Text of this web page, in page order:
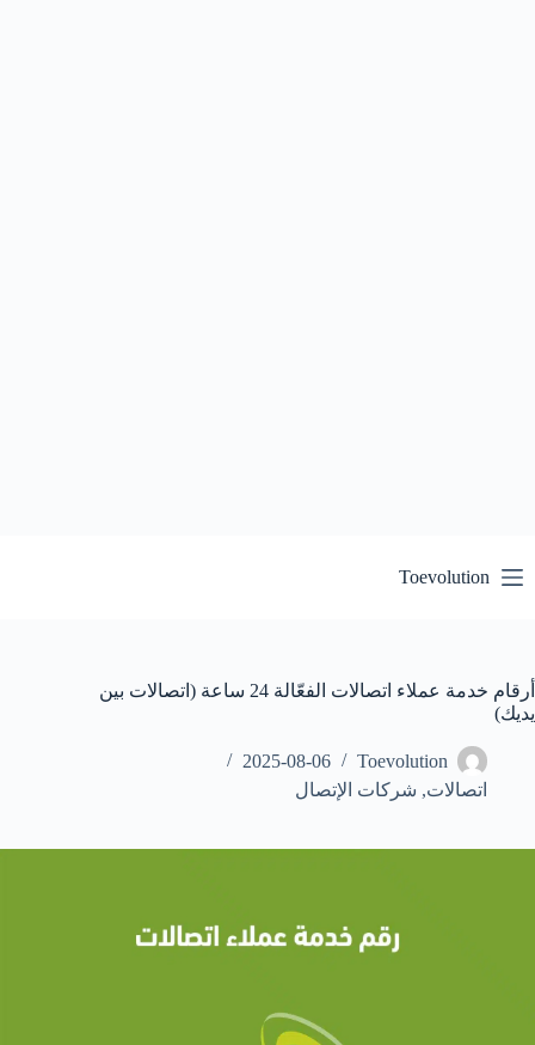
إلى
المحتوى
Toevolution
أرقام خدمة عملاء اتصالات الفعّالة 24 ساعة (اتصالات بين
يديك)
Toevolution
2025-08-06
اتصالات, شركات الإتصال